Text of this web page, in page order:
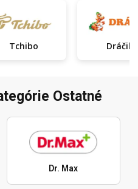
Tchibo Dráčik
Ostatné
Dr. Max